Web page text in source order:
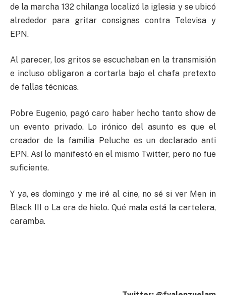
de la marcha 132 chilanga localizó la iglesia y se ubicó
alrededor para gritar consignas contra Televisa y
EPN.
Al parecer, los gritos se escuchaban en la transmisión
e incluso obligaron a cortarla bajo el chafa pretexto
de fallas técnicas.
Pobre Eugenio, pagó caro haber hecho tanto show de
un evento privado. Lo irónico del asunto es que el
creador de la familia Peluche es un declarado anti
EPN. Así lo manifestó en el mismo Twitter, pero no fue
suficiente.
Y ya, es domingo y me iré al cine, no sé si ver Men in
Black III o La era de hielo. Qué mala está la cartelera,
caramba.